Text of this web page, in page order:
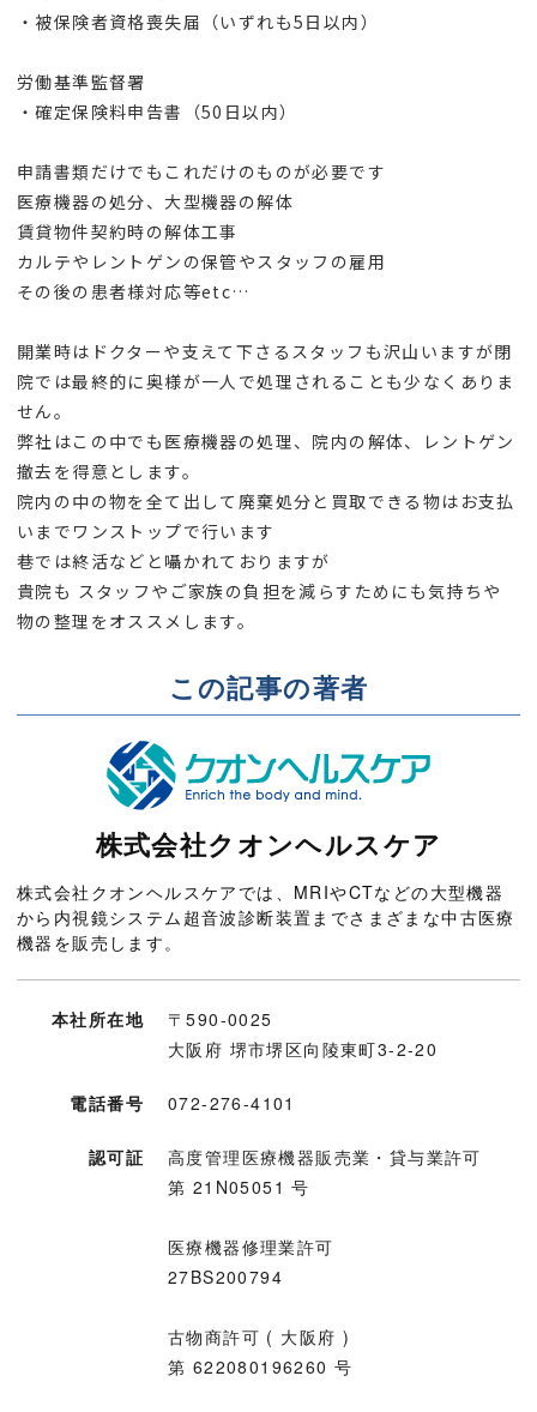
・被保険者資格喪失届（いずれも5日以内）
労働基準監督署
・確定保険料申告書（50日以内）
申請書類だけでもこれだけのものが必要です
医療機器の処分、大型機器の解体
賃貸物件契約時の解体工事
カルテやレントゲンの保管やスタッフの雇用
その後の患者様対応等etc…
開業時はドクターや支えて下さるスタッフも沢山いますが閉
院では最終的に奥様が一人で処理されることも少なくありま
せん。
弊社はこの中でも医療機器の処理、院内の解体、レントゲン
撤去を得意とします。
院内の中の物を全て出して廃棄処分と買取できる物はお支払
いまでワンストップで行います
巷では終活などと囁かれておりますが
貴院も スタッフやご家族の負担を減らすためにも気持ちや
物の整理をオススメします。
この記事の著者
株式会社クオンヘルスケア
株式会社クオンヘルスケアでは、MRIやCTなどの大型機器
から内視鏡システム超音波診断装置までさまざまな中古医療
機器を販売します。
本社所在地
〒590-0025
大阪府 堺市堺区向陵東町3-2-20
電話番号 072-276-4101
認可証
高度管理医療機器販売業・貸与業許可
第 21N05051 号
医療機器修理業許可
27BS200794
古物商許可 ( 大阪府 )
第 622080196260 号